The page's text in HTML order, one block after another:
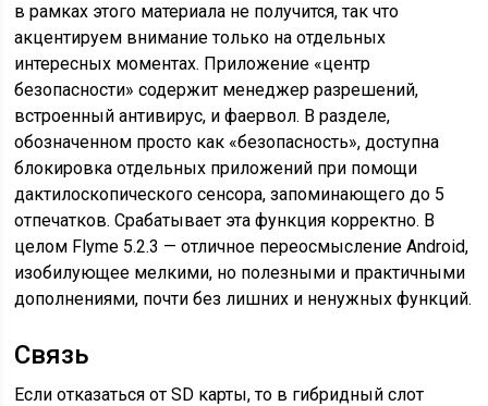
в рамках этого материала не получится, так что
акцентируем внимание только на отдельных
интересных моментах. Приложение «центр
безопасности» содержит менеджер разрешений,
встроенный антивирус, и фаервол. В разделе,
обозначенном просто как «безопасность», доступна
блокировка отдельных приложений при помощи
дактилоскопического сенсора, запоминающего до 5
отпечатков. Срабатывает эта функция корректно. В
целом Flyme 5.2.3 — отличное переосмысление Android,
изобилующее мелкими, но полезными и практичными
дополнениями, почти без лишних и ненужных функций.
Связь
Если отказаться от SD карты, то в гибридный слот